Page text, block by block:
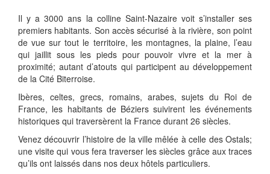
Il y a 3000 ans la colline Saint-Nazaire voit s’installer ses
premiers habitants. Son accès sécurisé à la rivière, son point
de vue sur tout le territoire, les montagnes, la plaine, l’eau
qui jaillit sous les pieds pour pouvoir vivre et la mer à
proximité; autant d’atouts qui participent au développement
de la Cité Biterroise.
Ibères, celtes, grecs, romains, arabes, sujets du Roi de
France, les habitants de Béziers suivirent les événements
historiques qui traversèrent la France durant 26 siècles.
Venez découvrir l’histoire de la ville mêlée à celle des Ostals;
une visite qui vous fera traverser les siècles grâce aux traces
qu’ils ont laissés dans nos deux hôtels particuliers.